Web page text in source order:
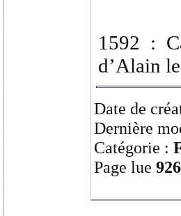
1592 :
d’Alain
Date de
Dernière
Catégorie :
Page lue